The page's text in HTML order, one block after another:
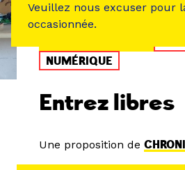
NUMÉRIQUE
Entrez libres
Une proposition de
Veuillez nous excuser pour
occasionnée.